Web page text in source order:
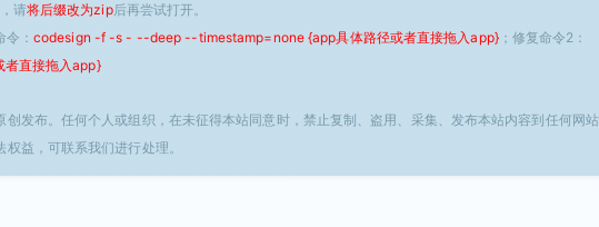
请将后缀改为zip后再尝试打开。
： codesign -f -s - --deep --timestamp=none {app具体路径或者直接拖入app}；修复命令2：
直接拖入app}
发布。任何个人或组织，在未征得本站同意时，禁止复制、盗用、采集、发布本站内容到任何网
益，可联系我们进行处理。